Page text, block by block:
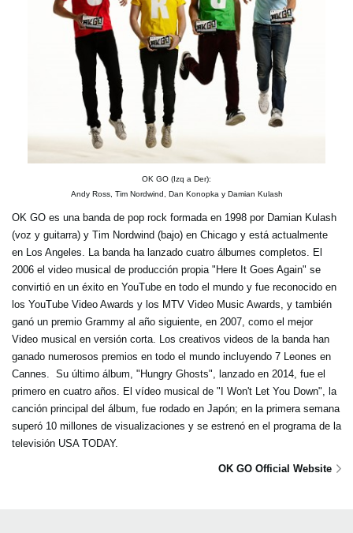
OK GO (Izq a Der):
Andy Ross, Tim Nordwind, Dan Konopka y Damian Kulash
OK GO es una banda de pop rock formada en 1998 por Damian Kulash
(voz y guitarra) y Tim Nordwind (bajo) en Chicago y está actualmente
en Los Angeles. La banda ha lanzado cuatro álbumes completos. El
2006 el video musical de producción propia "Here It Goes Again" se
convirtió en un éxito en YouTube en todo el mundo y fue reconocido en
los YouTube Video Awards y los MTV Video Music Awards, y también
ganó un premio Grammy al año siguiente, en 2007, como el mejor
Video musical en versión corta. Los creativos videos de la banda han
ganado numerosos premios en todo el mundo incluyendo 7 Leones en
Cannes. Su último álbum, "Hungry Ghosts", lanzado en 2014, fue el
primero en cuatro años. El vídeo musical de "I Won't Let You Down", la
canción principal del álbum, fue rodado en Japón; en la primera semana
superó 10 millones de visualizaciones y se estrenó en el programa de la
televisión USA TODAY.
OK GO Official Website